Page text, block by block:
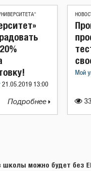
21.05.2019 13:00
Подробнее
Мой
школы можно будет без